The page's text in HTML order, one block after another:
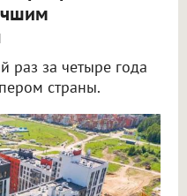
раз за четыре года
страны.